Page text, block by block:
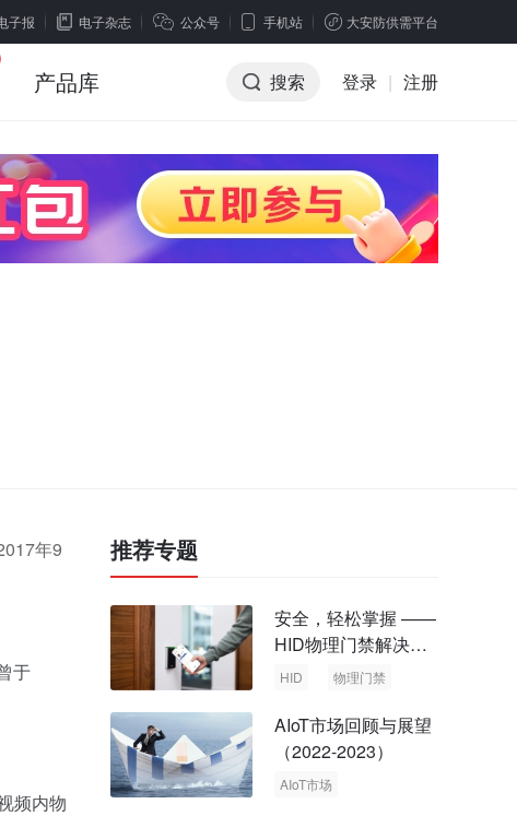
子报 电子杂志 公众号 手机站 大安防供需平台
产品库 搜索 登录 | 注册
年9
于
频内物
推荐专题
安全，轻松掌握 ——
HID物理门禁解决方
案，启动智慧安全新
HID 物理门禁
AIoT市场回顾与展望
（2022-2023）
AIoT市场